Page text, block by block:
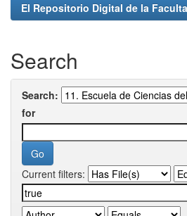
El Repositorio Digital de la
Search
Search:
for
Current filters: